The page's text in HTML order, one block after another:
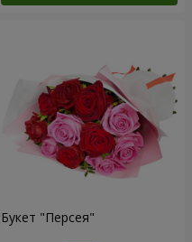
Букет "Персея"